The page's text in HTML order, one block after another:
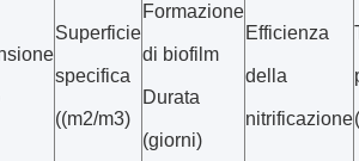
Superficie
specifica
((m2/m3)
Formazione
di biofilm
Durata
(giorni)
Efficienza
della
nitrificazione